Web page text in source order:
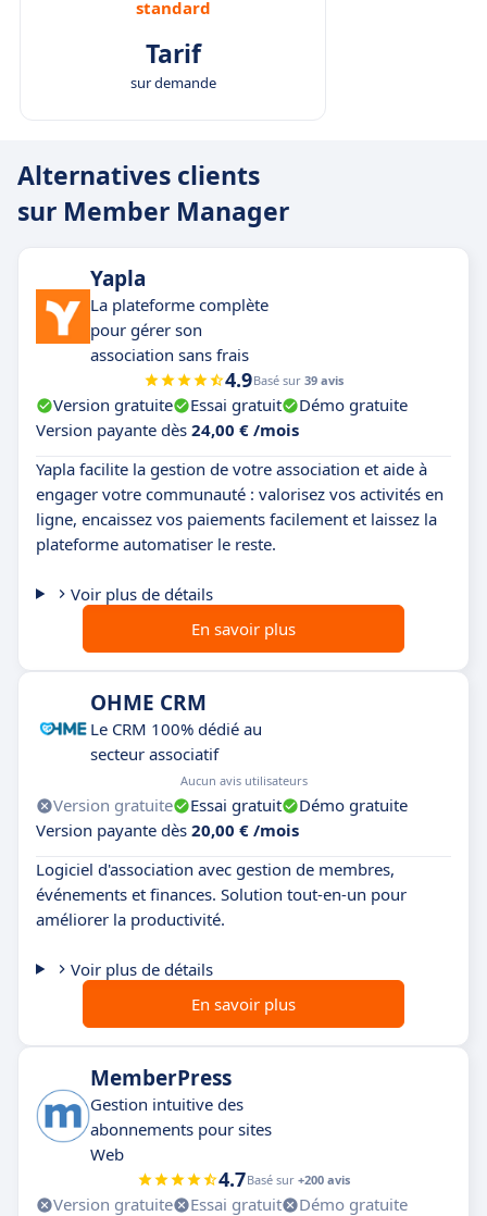
standard
Tarif
sur demande
Alternatives clients
sur Member Manager
Yapla
La plateforme complète
pour gérer son
association sans frais
4.9Basé sur 39 avis
Version gratuite Essai gratuit
Démo gratuite
Version payante dès 24,00 € /mois
Yapla facilite la gestion de votre association et aide à
engager votre communauté : valorisez vos activités en
ligne, encaissez vos paiements facilement et laissez la
plateforme automatiser le reste.
Voir plus de détails
En savoir plus
OHME CRM
Le CRM 100% dédié au
secteur associatif
Aucun avis utilisateurs
Version gratuite Essai gratuit
Démo gratuite
Version payante dès 20,00 € /mois
Logiciel d'association avec gestion de membres,
événements et finances. Solution tout-en-un pour
améliorer la productivité.
Voir plus de détails
En savoir plus
MemberPress
Gestion intuitive des
abonnements pour sites
Web
4.7Basé sur +200 avis
Version gratuite Essai gratuit
Démo gratuite